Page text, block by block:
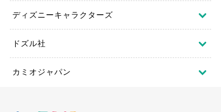
ディズニーキャラクターズ
ドズル社
カミオジャパン